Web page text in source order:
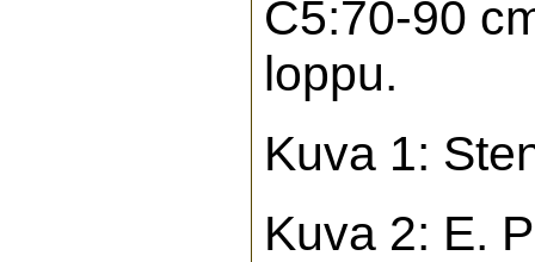
C5:70-90
loppu.
Kuva 1:
Kuva 2: E.